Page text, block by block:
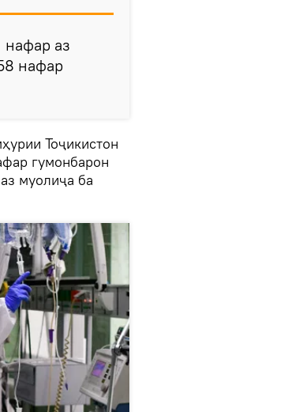
аз
нафар
Тоҷикистон
гумонбарон
муолиҷа ба